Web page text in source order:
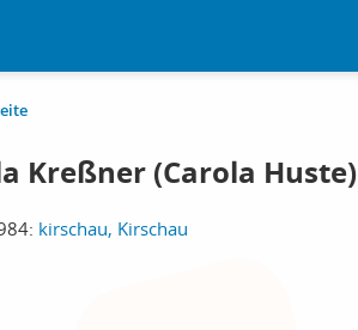
Kreßner (Carola Huste)
kirschau, Kirschau